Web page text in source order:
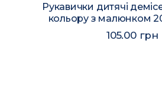
Рукавички дитячі
кольору з малюнком
105.00 грн